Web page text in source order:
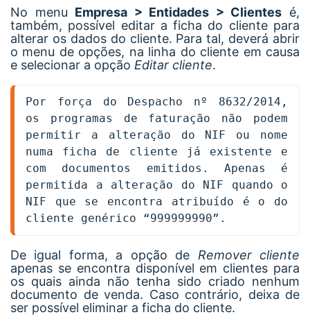
No menu Empresa > Entidades > Clientes é,
também, possível editar a ficha do cliente para
alterar os dados do cliente. Para tal, deverá abrir
o menu de opções, na linha do cliente em causa
e selecionar a opção Editar cliente.
Por força do Despacho nº 8632/2014,
os programas de faturação não podem
permitir a alteração do NIF ou nome
numa ficha de cliente já existente e
com documentos emitidos. Apenas é
permitida a alteração do NIF quando o
NIF que se encontra atribuído é o do
cliente genérico “999999990”.
De igual forma, a opção de Remover cliente
apenas se encontra disponível em clientes para
os quais ainda não tenha sido criado nenhum
documento de venda. Caso contrário, deixa de
ser possível eliminar a ficha do cliente.